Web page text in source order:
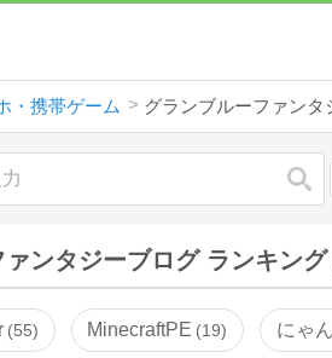
・携帯ゲーム グランブルーファンタ
検索
ンタジーブログ ランキング
55 MinecraftPE 19 にゃ